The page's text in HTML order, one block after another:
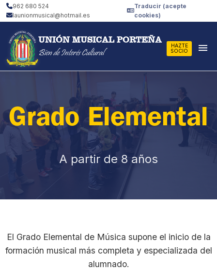
962 680 524
launionmusical@hotmail.es
Traducir (acepte
cookies)
UNIÓN MUSICAL PORTEÑA
Bien de Interés Cultural
HAZTE
SOCIO
menu
Grado Elemental
A partir de 8 años
El Grado Elemental de Música supone el inicio de la
formación musical más completa y especializada del
alumnado.